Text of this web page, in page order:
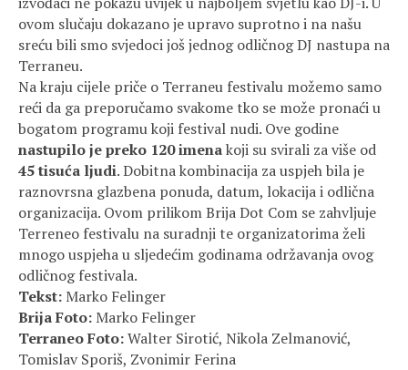
ovom slučaju dokazano je upravo suprotno i na našu
sreću bili smo svjedoci još jednog odličnog DJ nastupa na
Terraneu.
Na kraju cijele priče o Terraneu festivalu možemo samo
reći da ga preporučamo svakome tko se može pronaći u
bogatom programu koji festival nudi. Ove godine
nastupilo je preko 120 imenakoji su svirali za više od
45 tisuća ljudi. Dobitna kombinacija za uspjeh bila je
raznovrsna glazbena ponuda, datum, lokacija i odlična
organizacija. Ovom prilikom Brija Dot Com se zahvljuje
Terreneo festivalu na suradnji te organizatorima želi
mnogo uspjeha u sljedećim godinama održavanja ovog
odličnog festivala.
Tekst: Marko Felinger
Brija Foto: Marko Felinger
Terraneo Foto:Walter Sirotić, Nikola Zelmanović,
Tomislav Sporiš, Zvonimir Ferina